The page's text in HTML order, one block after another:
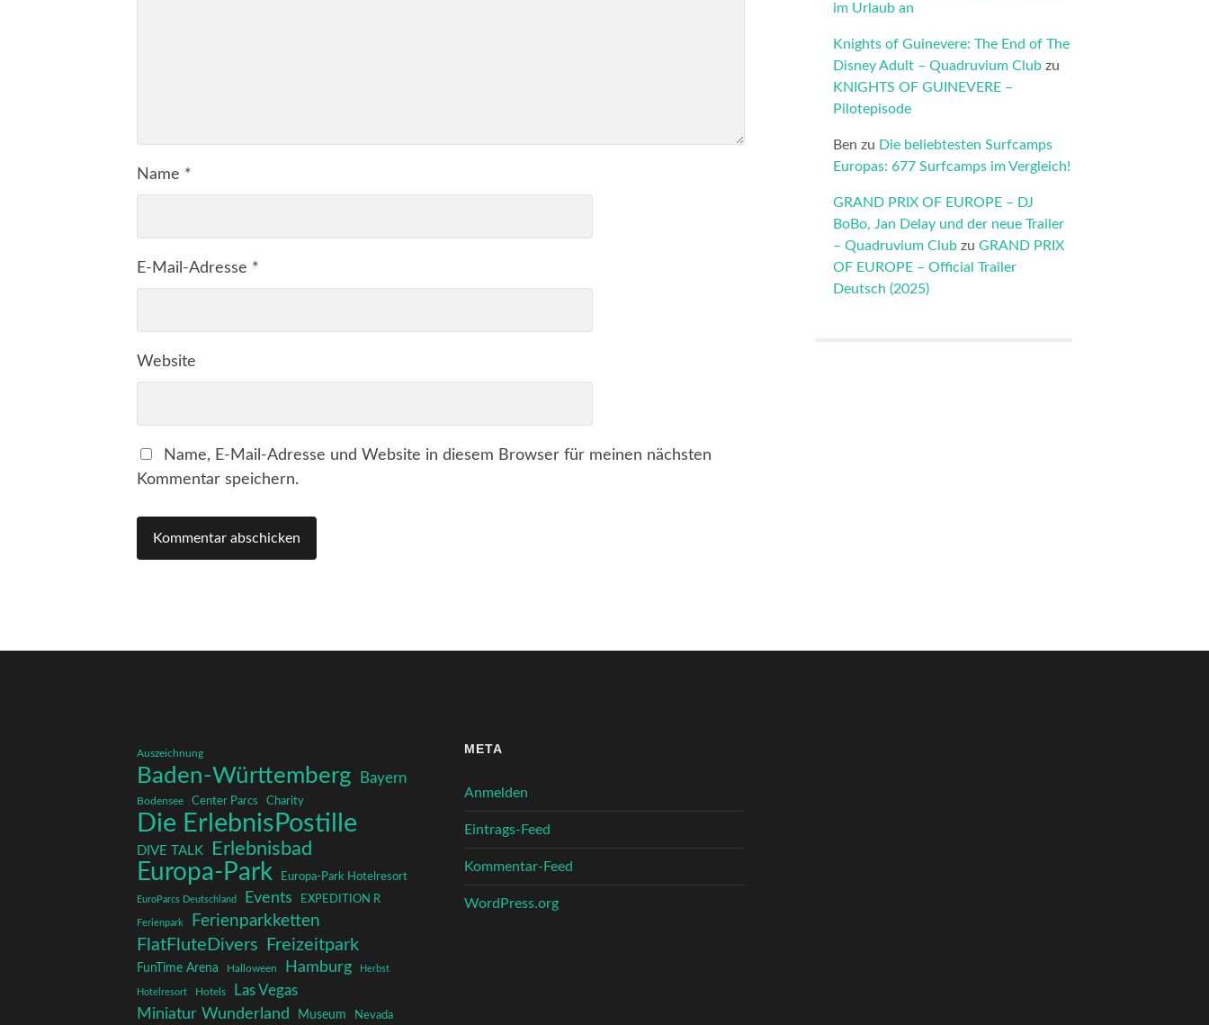
Name *
E-Mail-Adresse *
Website
Name, E-Mail-Adresse und Website in diesem Browser für meinen nächsten
Kommentar speichern.
im Urlaub an
Knights of Guinevere: The End of The
Disney Adult – Quadruvium Club zu
KNIGHTS OF GUINEVERE –
Pilotepisode
Ben zu Die beliebtesten Surfcamps
Europas: 677 Surfcamps im Vergleich!
GRAND PRIX OF EUROPE – DJ
BoBo, Jan Delay und der neue Trailer
– Quadruvium Club zu GRAND PRIX
OF EUROPE – Official Trailer
Deutsch (2025)
Auszeichnung
Baden-Württemberg Bayern
Bodensee Center Parcs Charity
Die ErlebnisPostille
DIVE TALK Erlebnisbad
Europa-Park Europa-Park Hotelresort
EuroParcs Deutschland Events EXPEDITION R
Ferienpark Ferienparkketten
FlatFluteDivers Freizeitpark
FunTime Arena Halloween Hamburg Herbst
Hotelresort Hotels
Las Vegas
Miniatur Wunderland
Museum Nevada
META
Anmelden
Eintrags-Feed
Kommentar-Feed
WordPress.org